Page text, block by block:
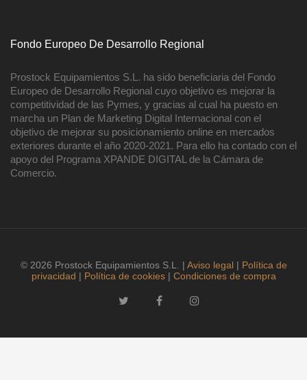
Fondo Europeo De Desarrollo Regional
Prostock Equipamientos S.L. ha sido beneficiaria del Fondo
Europeo de Desarrollo Regional cuyo objetivo es mejorar la
competitividad de las Pymes, y gracias al cual ha puesto en
marcha un Plan de Marketing Digital Internacional con el
objetivo de mejorar su posicionamiento online en mercados
exteriores durante el año 2020-2021. Para ello ha contado con el
apoyo del Programa XPANDE DIGITAL de la Cámara de
Comercio.
© 2026 Prostock Equipamientos S.L. | Aviso legal| Política de
privacidad | Política de cookies| Condiciones de compra